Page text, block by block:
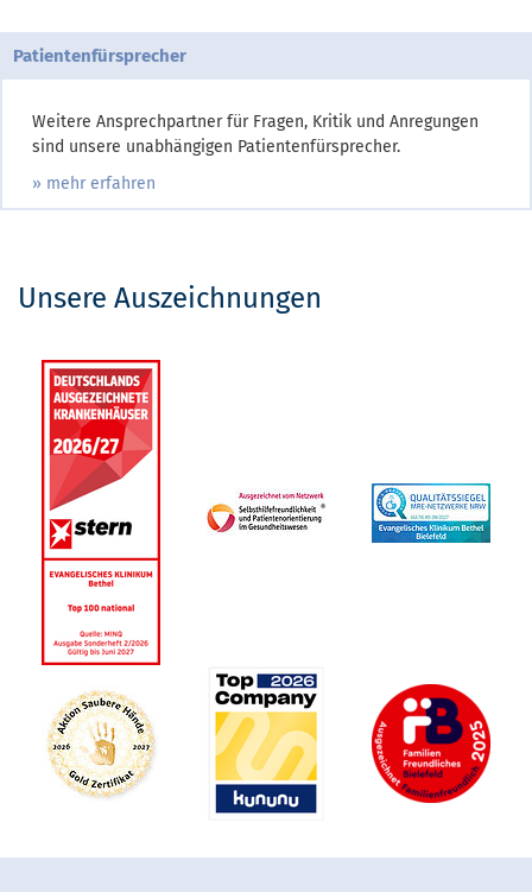
Patientenfürsprecher
Weitere Ansprechpartner für Fragen, Kritik und Anregungen
sind unsere unabhängigen Patientenfürsprecher.
» mehr erfahren
Unsere Auszeichnungen